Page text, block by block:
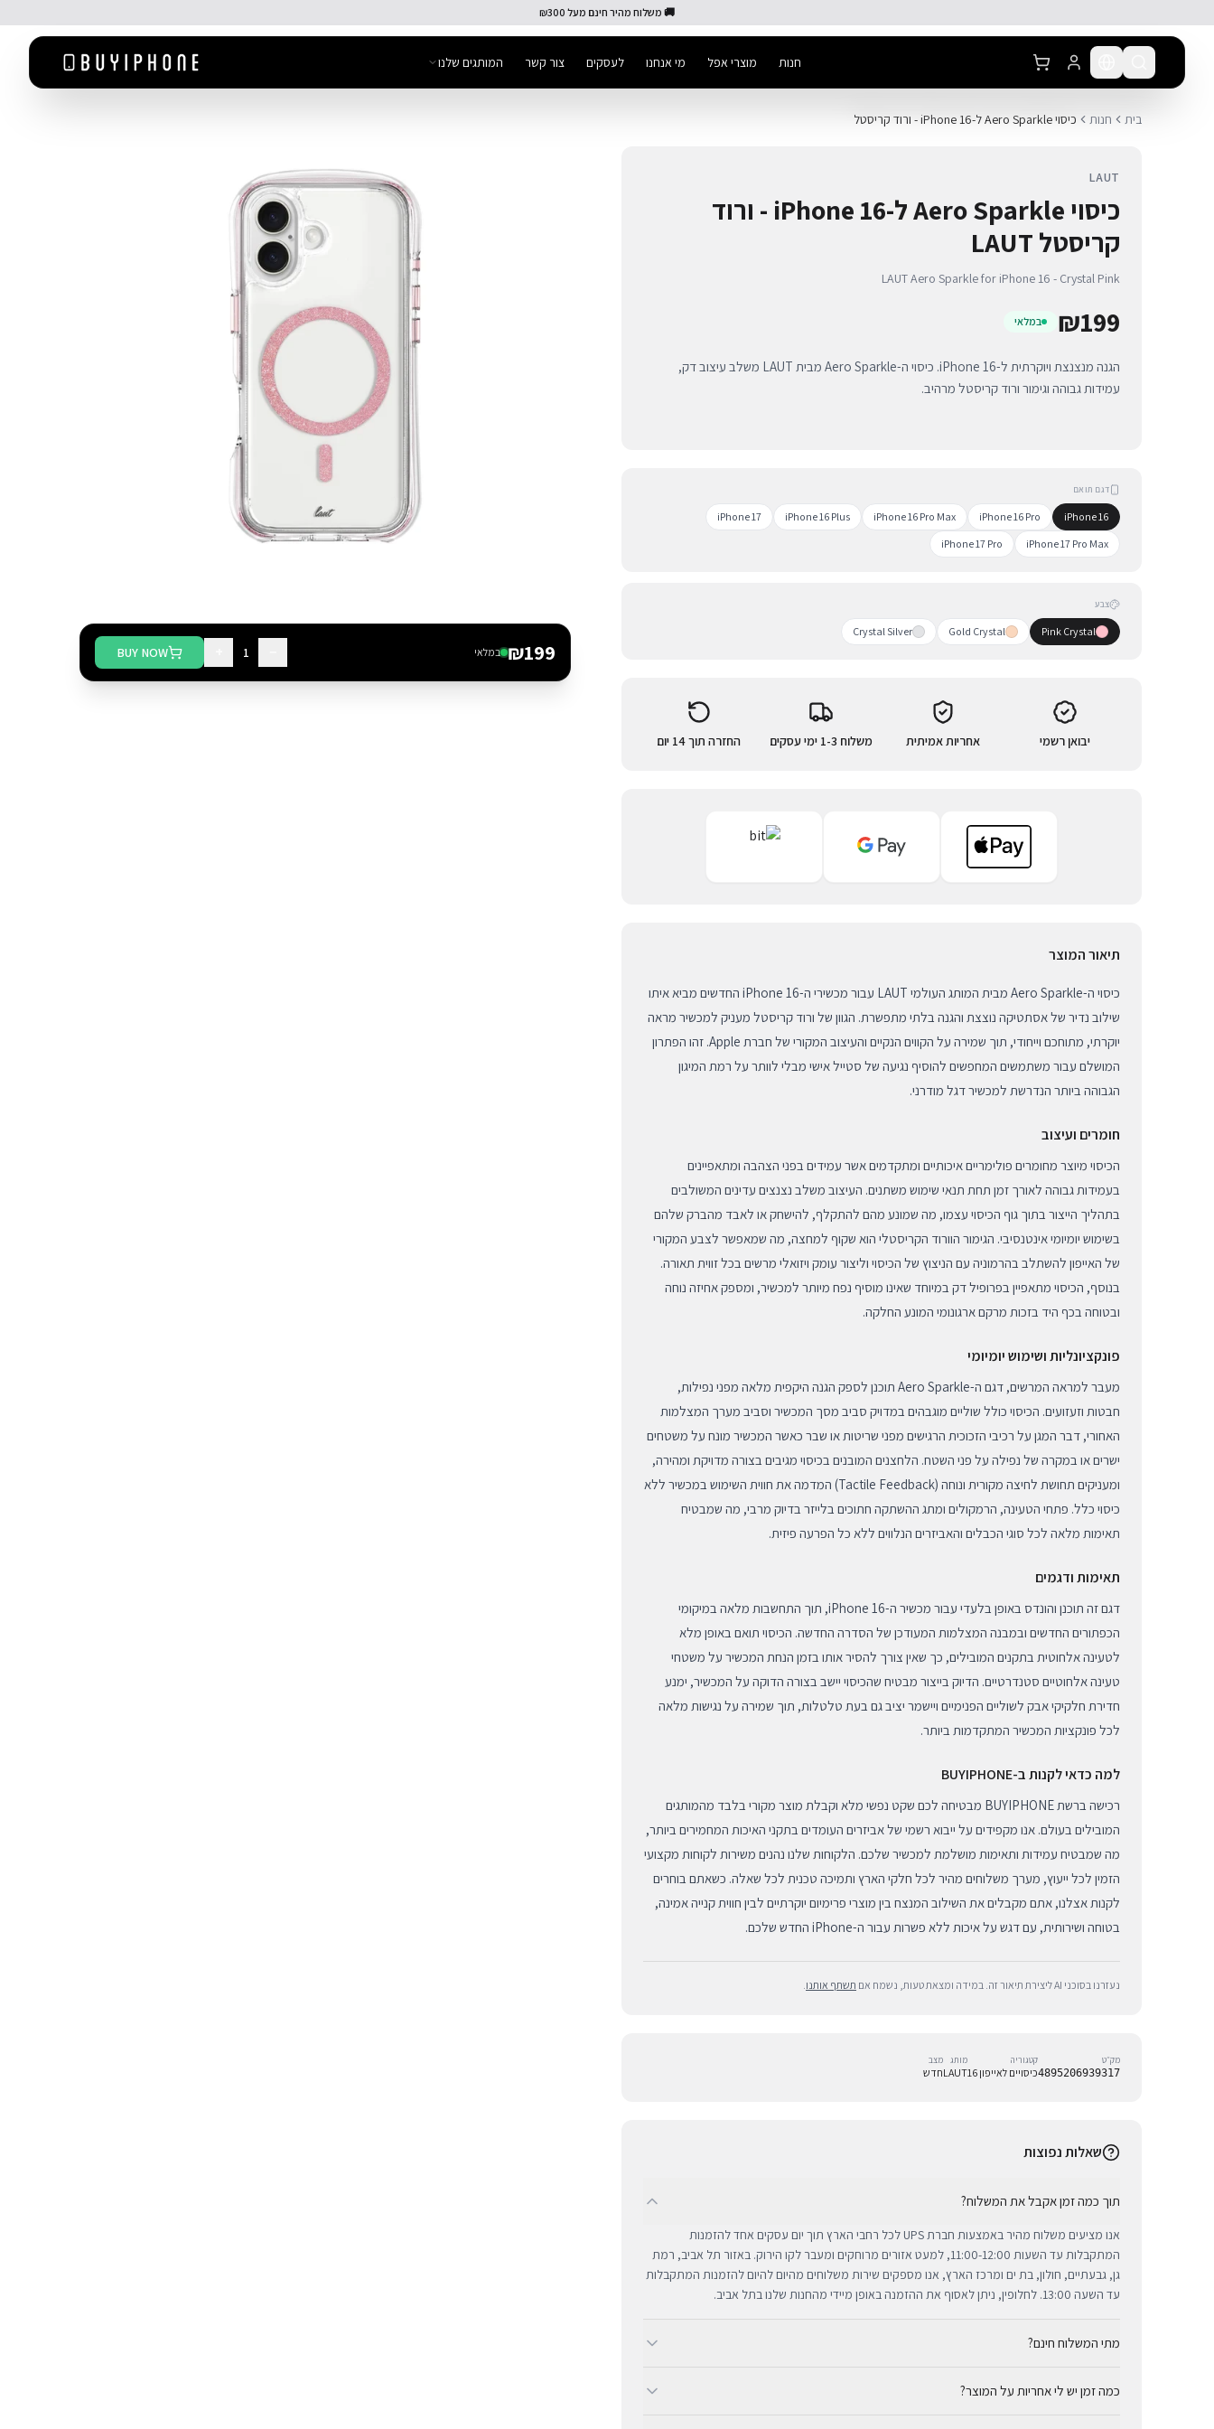
🚚 משלוח מהיר חינם מעל ₪300
חנות מוצרי אפל מי אנחנו לעסקים צור קשר המותגים שלנו
₪199 במלאי 1
BUY NOW
בית חנות כיסוי Aero Sparkle ל-iPhone 16 - ורוד קריסטל
LAUT
כיסוי Aero Sparkle ל-iPhone 16 - ורוד
קריסטל LAUT
LAUT Aero Sparkle for iPhone 16 - Crystal Pink
₪199 במלאי
הגנה מנצנצת ויוקרתית ל-iPhone 16. כיסוי ה-Aero Sparkle מבית LAUT משלב עיצוב דק,
עמידות גבוהה וגימור ורוד קריסטל מרהיב.
דגם תואם
iPhone 16
iPhone 16 Pro
iPhone 16 Pro Max
iPhone 16 Plus
iPhone 17
iPhone 17 Pro Max
iPhone 17 Pro
צבע
Pink Crystal
Gold Crystal
Crystal Silver
יבואן רשמי אחריות אמיתית משלוח 1-3 ימי עסקים החזרה תוך 14 יום
תיאור המוצר
כיסוי ה-Aero Sparkle מבית המותג העולמי LAUT עבור מכשירי ה-iPhone 16 החדשים מביא איתו
שילוב נדיר של אסתטיקה נוצצת והגנה בלתי מתפשרת. הגוון של ורוד קריסטל מעניק למכשיר מראה
יוקרתי, מתוחכם וייחודי, תוך שמירה על הקווים הנקיים והעיצוב המקורי של חברת Apple. זהו הפתרון
המושלם עבור משתמשים המחפשים להוסיף נגיעה של סטייל אישי מבלי לוותר על רמת המיגון
הגבוהה ביותר הנדרשת למכשיר דגל מודרני.
חומרים ועיצוב
הכיסוי מיוצר מחומרים פולימריים איכותיים ומתקדמים אשר עמידים בפני הצהבה ומתאפיינים
בעמידות גבוהה לאורך זמן תחת תנאי שימוש משתנים. העיצוב משלב נצנצים עדינים המשולבים
בתהליך הייצור בתוך גוף הכיסוי עצמו, מה שמונע מהם להתקלף, להישחק או לאבד מהברק שלהם
בשימוש יומיומי אינטנסיבי. הגימור הוורוד הקריסטלי הוא שקוף למחצה, מה שמאפשר לצבע המקורי
של האייפון להשתלב בהרמוניה עם הניצוץ של הכיסוי וליצור עומק ויזואלי מרשים בכל זווית תאורה.
בנוסף, הכיסוי מתאפיין בפרופיל דק במיוחד שאינו מוסיף נפח מיותר למכשיר, ומספק אחיזה נוחה
ובטוחה בכף היד בזכות מרקם ארגונומי המונע החלקה.
פונקציונליות ושימוש יומיומי
מעבר למראה המרשים, דגם ה-Aero Sparkle תוכנן לספק הגנה היקפית מלאה מפני נפילות,
חבטות וזעזועים. הכיסוי כולל שוליים מוגבהים במדויק סביב מסך המכשיר וסביב מערך המצלמות
האחורי, דבר המגן על רכיבי הזכוכית הרגישים מפני שריטות או שבר כאשר המכשיר מונח על משטחים
ישרים או במקרה של נפילה על פני השטח. הלחצנים המובנים בכיסוי מגיבים בצורה מדויקת ומהירה,
ומעניקים תחושת לחיצה מקורית ונוחה (Tactile Feedback) המדמה את חווית השימוש במכשיר ללא
כיסוי כלל. פתחי הטעינה, הרמקולים ומתג ההשתקה חתוכים בלייזר בדיוק מרבי, מה שמבטיח
תאימות מלאה לכל סוגי הכבלים והאביזרים הנלווים ללא כל הפרעה פיזית.
תאימות ודגמים
דגם זה תוכנן והונדס באופן בלעדי עבור מכשיר ה-iPhone 16, תוך התחשבות מלאה במיקומי
הכפתורים החדשים ובמבנה המצלמות המעודכן של הסדרה החדשה. הכיסוי תואם באופן מלא
לטעינה אלחוטית בתקנים המובילים, כך שאין צורך להסיר אותו בזמן הנחת המכשיר על משטחי
טעינה אלחוטיים סטנדרטיים. הדיוק בייצור מבטיח שהכיסוי יישב בצורה הדוקה על המכשיר, ימנע
חדירת חלקיקי אבק לשוליים הפנימיים ויישמר יציב גם בעת טלטלות, תוך שמירה על נגישות מלאה
לכל פונקציות המכשיר המתקדמות ביותר.
למה כדאי לקנות ב-BUYIPHONE
רכישה ברשת BUYIPHONE מבטיחה לכם שקט נפשי מלא וקבלת מוצר מקורי בלבד מהמותגים
המובילים בעולם. אנו מקפידים על ייבוא רשמי של אביזרים העומדים בתקני האיכות המחמירים ביותר,
מה שמבטיח עמידות ותאימות מושלמת למכשיר שלכם. הלקוחות שלנו נהנים משירות לקוחות מקצועי
הזמין לכל ייעוץ, מערך משלוחים מהיר לכל חלקי הארץ ותמיכה טכנית לכל שאלה. כשאתם בוחרים
לקנות אצלנו, אתם מקבלים את השילוב המנצח בין מוצרי פרימיום יוקרתיים לבין חווית קנייה אמינה,
בטוחה ושירותית, עם דגש על איכות ללא פשרות עבור ה-iPhone החדש שלכם.
נעזרנו בסוכני AI ליצירת תיאור זה. במידה ומצאת טעות, נשמח אם תשתף אותנו.
מק״ט
4895206939317
קטגוריה
כיסויים לאייפון 16
מותג
LAUT
מצב
חדש
שאלות נפוצות
תוך כמה זמן אקבל את המשלוח?
אנו מציעים משלוח מהיר באמצעות חברת UPS לכל רחבי הארץ תוך יום עסקים אחד להזמנות
המתקבלות עד השעות 11:00-12:00, למעט אזורים מרוחקים ומעבר לקו הירוק. באזור תל אביב, רמת
גן, גבעתיים, חולון, בת ים ומרכז הארץ, אנו מספקים שירות משלוחים מהיום להיום להזמנות המתקבלות
עד השעה 13:00. לחלופין, ניתן לאסוף את ההזמנה באופן מיידי מהחנות שלנו בתל אביב.
מתי המשלוח חינם?
באמצעות חברת UPS, חברת המשלוחים המובילה והאמינה בישראל. עבור רכישות בסכום נמוךכמה זמן יש לי אחריות על המוצר?